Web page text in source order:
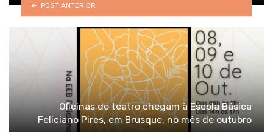
POST ANTERIOR
Oficinas de teatro chegam à Escola Básica
Feliciano Pires, em Brusque, no mês de outubro